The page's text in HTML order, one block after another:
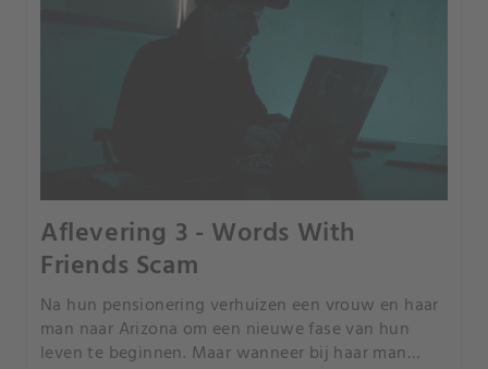
Aflevering 3 - Words With
Friends Scam
Na hun pensionering verhuizen een vrouw en haar
man naar Arizona om een nieuwe fase van hun
leven te beginnen. Maar wanneer bij haar man